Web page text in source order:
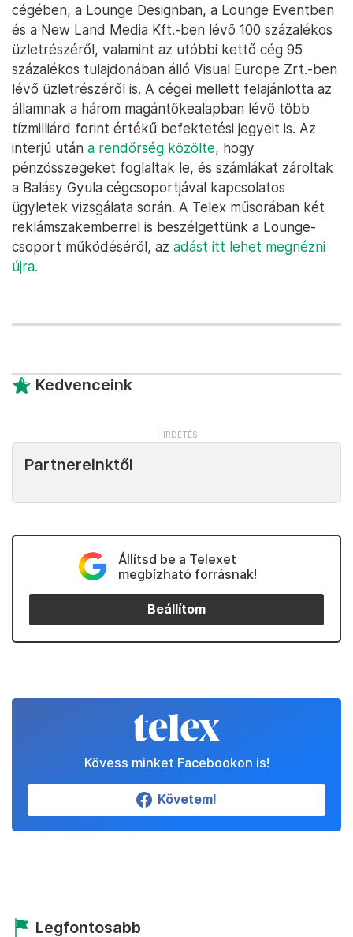
cégében, a Lounge Designban, a Lounge Eventben
és a New Land Media Kft.-ben lévő 100 százalékos
üzletrészéről, valamint az utóbbi kettő cég 95
százalékos tulajdonában álló Visual Europe Zrt.-ben
lévő üzletrészéről is. A cégei mellett felajánlotta az
államnak a három magántőkealapban lévő több
tízmilliárd forint értékű befektetési jegyeit is. Az
interjú után a rendőrség közölte, hogy
pénzösszegeket foglaltak le, és számlákat zároltak
a Balásy Gyula cégcsoportjával kapcsolatos
ügyletek vizsgálata során. A Telex műsorában két
reklámszakemberrel is beszélgettünk a Lounge-
csoport működéséről, az adást itt lehet megnézni
újra.
Kedvenceink
Partnereinktől
Állítsd be a Telexet
megbízható forrásnak!
Beállítom
Kövess minket Facebookon is!
Követem!
Legfontosabb